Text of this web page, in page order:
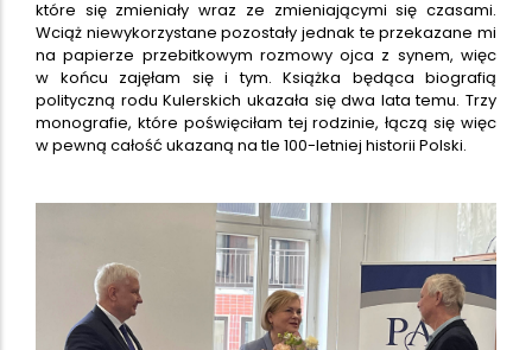
które się zmieniały wraz ze zmieniającymi się czasami.
Wciąż niewykorzystane pozostały jednak te przekazane mi
na papierze przebitkowym rozmowy ojca z synem, więc
w końcu zajęłam się i tym. Książka będąca biografią
polityczną rodu Kulerskich ukazała się dwa lata temu. Trzy
monografie, które poświęciłam tej rodzinie, łączą się więc
w pewną całość ukazaną na tle 100-letniej historii Polski.